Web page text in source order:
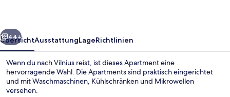
Weiter
44+
ÜbersichtAusstattungLageRichtlinien
Wenn du nach Vilnius reist, ist dieses Apartment eine
hervorragende Wahl. Die Apartments sind praktisch eingerichtet
und mit Waschmaschinen, Kühlschränken und Mikrowellen
versehen.